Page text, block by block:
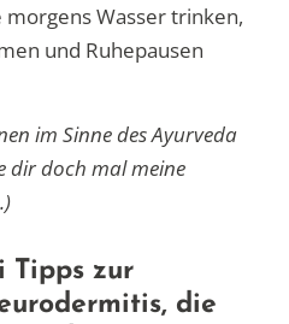
Wasser trinken,
und Ruhepausen
im Sinne des Ayurveda
dir doch mal meine
Tipps zur
die